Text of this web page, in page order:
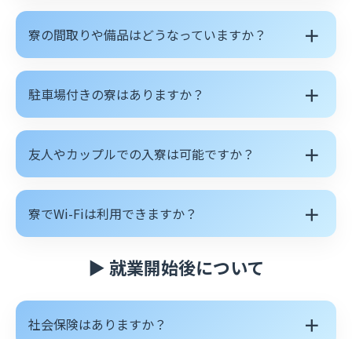
寮の間取りや備品はどうなっていますか？ ＋
駐車場付きの寮はありますか？ ＋
友人やカップルでの入寮は可能ですか？ ＋
寮でWi-Fiは利用できますか？ ＋
▶ 就業開始後について
社会保険はありますか？ ＋